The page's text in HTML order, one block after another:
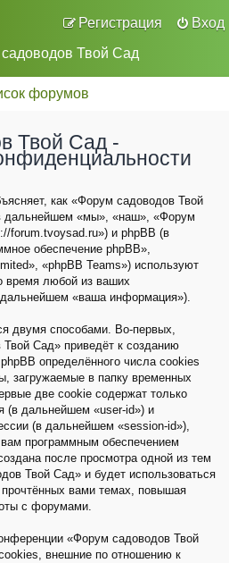
Вход
Регистрация
Твой Сад
форумов
Твой Сад -
как «Форум садоводов Твой
дальнейшем «мы», «наш», «Форум
forum.tvoysad.ru») и phpBB (в
обеспечение phpBB»,
«phpBB Teams») используют
время любой из ваших
дальнейшем «ваша информация»).
двумя способами. Во-первых,
Сад» приведёт к созданию
определённого числа cookies
загружаемые в папку временных
две cookie содержат только
(в дальнейшем «user-id») и
(в дальнейшем «session-id»),
программным обеспечением
после просмотра одной из тем
Твой Сад» и будет использоваться
вами темах, повышая
с форумами.
«Форум садоводов Твой
внешние по отношению к